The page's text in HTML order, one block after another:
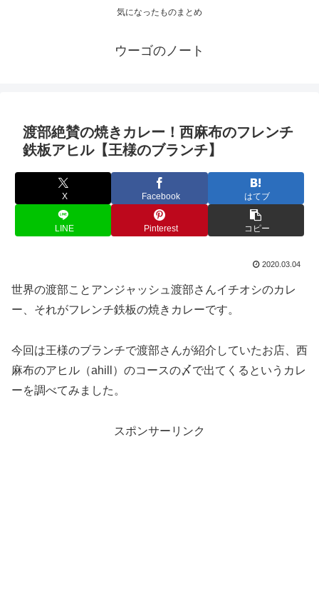
気になったものまとめ
ウーゴのノート
渡部絶賛の焼きカレー！西麻布のフレンチ
鉄板アヒル【王様のブランチ】
X Facebook はてブ
LINE Pinterest コピー
2020.03.04
世界の渡部ことアンジャッシュ渡部さんイチオシのカレ
ー、それがフレンチ鉄板の焼きカレーです。
今回は王様のブランチで渡部さんが紹介していたお店、西
麻布のアヒル（ahill）のコースの〆で出てくるというカレ
ーを調べてみました。
スポンサーリンク